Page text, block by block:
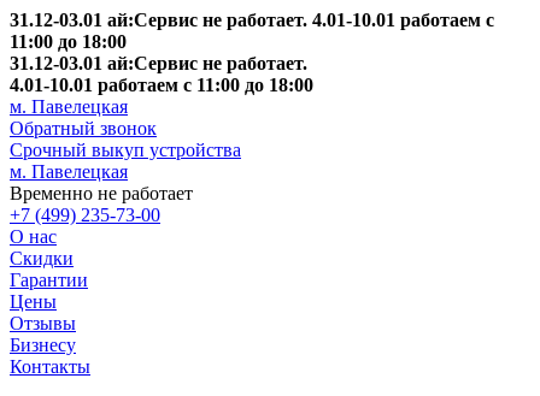
31.12-03.01 ай:Сервис не работает. 4.01-10.01 работаем с
11:00 до 18:00
31.12-03.01 ай:Сервис не работает.
4.01-10.01 работаем с 11:00 до 18:00
м. Павелецкая
Обратный звонок
Срочный выкуп устройства
м. Павелецкая
Временно не работает
+7 (499) 235-73-00
О нас
Скидки
Гарантии
Цены
Отзывы
Бизнесу
Контакты